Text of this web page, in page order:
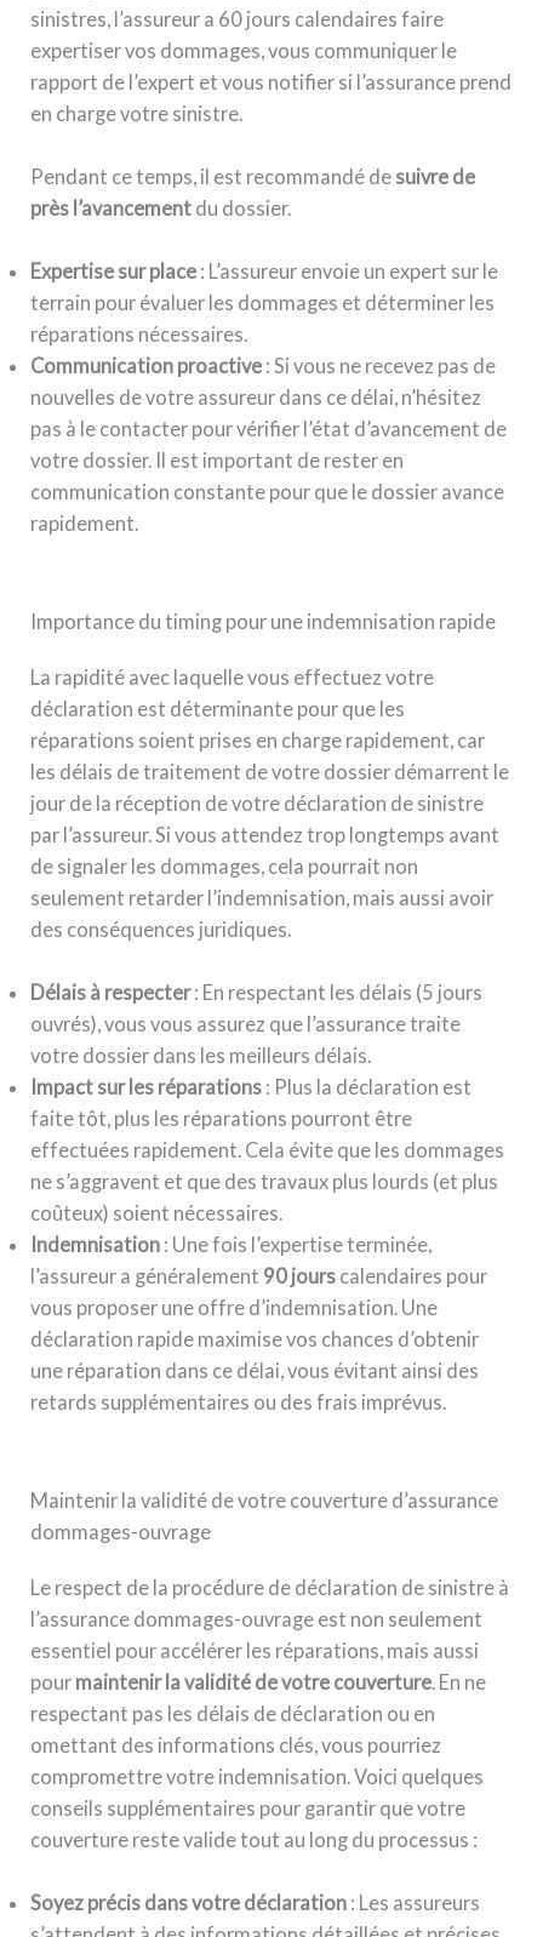
sinistres, l’assureur a 60 jours calendaires faire
expertiser vos dommages, vous communiquer le
rapport de l’expert et vous notifier si l’assurance prend
en charge votre sinistre.
Pendant ce temps, il est recommandé de suivre de
près l’avancement du dossier.
Expertise sur place : L’assureur envoie un expert sur le
terrain pour évaluer les dommages et déterminer les
réparations nécessaires.
Communication proactive : Si vous ne recevez pas de
nouvelles de votre assureur dans ce délai, n’hésitez
pas à le contacter pour vérifier l’état d’avancement de
votre dossier. Il est important de rester en
communication constante pour que le dossier avance
rapidement.
Importance du timing pour une indemnisation rapide
La rapidité avec laquelle vous effectuez votre
déclaration est déterminante pour que les
réparations soient prises en charge rapidement, car
les délais de traitement de votre dossier démarrent le
jour de la réception de votre déclaration de sinistre
par l’assureur. Si vous attendez trop longtemps avant
de signaler les dommages, cela pourrait non
seulement retarder l’indemnisation, mais aussi avoir
des conséquences juridiques.
Délais à respecter: En respectant les délais (5 jours
ouvrés), vous vous assurez que l’assurance traite
votre dossier dans les meilleurs délais.
Impact sur les réparations : Plus la déclaration est
faite tôt, plus les réparations pourront être
effectuées rapidement. Cela évite que les dommages
ne s’aggravent et que des travaux plus lourds (et plus
coûteux) soient nécessaires.
Indemnisation : Une fois l’expertise terminée,
l’assureur a généralement 90 jours calendaires pour
vous proposer une offre d’indemnisation. Une
déclaration rapide maximise vos chances d’obtenir
une réparation dans ce délai, vous évitant ainsi des
retards supplémentaires ou des frais imprévus.
Maintenir la validité de votre couverture d’assurance
dommages-ouvrage
Le respect de la procédure de déclaration de sinistre à
l’assurance dommages-ouvrage est non seulement
essentiel pour accélérer les réparations, mais aussi
pour maintenir la validité de votre couverture . En ne
respectant pas les délais de déclaration ou en
omettant des informations clés, vous pourriez
compromettre votre indemnisation. Voici quelques
conseils supplémentaires pour garantir que votre
couverture reste valide tout au long du processus :
Soyez précis dans votre déclaration : Les assureurs